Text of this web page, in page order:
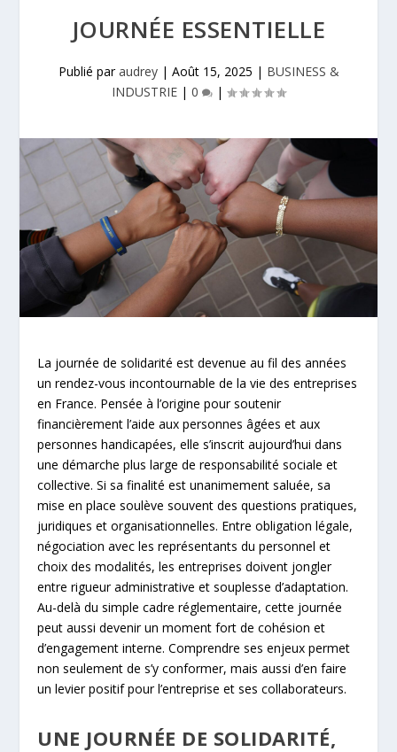
JOURNÉE ESSENTIELLE
Publié paraudrey| Août 15, 2025 | BUSINESS &
INDUSTRIE | 0 |
La journée de solidarité est devenue au fil des années
un rendez-vous incontournable de la vie des entreprises
en France. Pensée à l’origine pour soutenir
financièrement l’aide aux personnes âgées et aux
personnes handicapées, elle s’inscrit aujourd’hui dans
une démarche plus large de responsabilité sociale et
collective. Si sa finalité est unanimement saluée, sa
mise en place soulève souvent des questions pratiques,
juridiques et organisationnelles. Entre obligation légale,
négociation avec les représentants du personnel et
choix des modalités, les entreprises doivent jongler
entre rigueur administrative et souplesse d’adaptation.
Au-delà du simple cadre réglementaire, cette journée
peut aussi devenir un moment fort de cohésion et
d’engagement interne. Comprendre ses enjeux permet
non seulement de s’y conformer, mais aussi d’en faire
un levier positif pour l’entreprise et ses collaborateurs.
UNE JOURNÉE DE SOLIDARITÉ,